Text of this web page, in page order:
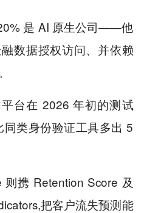
是 AI 原生公司——他
数据授权访问、并依赖
台在 2026 年初的测试
类身份验证工具多出 5
携 Retention Score 及
把客户流失预测能